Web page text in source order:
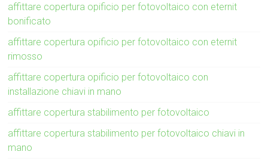
affittare copertura opificio per fotovoltaico con eternit
bonificato
affittare copertura opificio per fotovoltaico con eternit
rimosso
affittare copertura opificio per fotovoltaico con
installazione chiavi in mano
affittare copertura stabilimento per fotovoltaico
affittare copertura stabilimento per fotovoltaico chiavi in
mano